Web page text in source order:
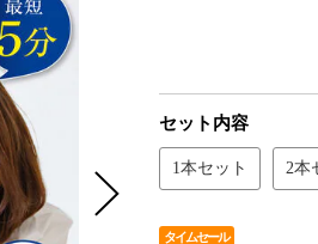
セット内容
1本セット 2本
タイムセール